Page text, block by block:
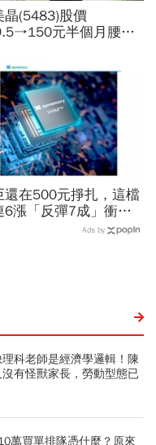
晶(5483)股價
元半個月腰
罕見抱屈自家股票：真
低估了
還在500元掙扎，這檔
6漲「反彈7成」衝千
，法人喊到1430元，
Ads by
科老師是經濟學邏輯！陳
有怪獸家長，勞動型態已
萬買單排隊憑什麼？原來